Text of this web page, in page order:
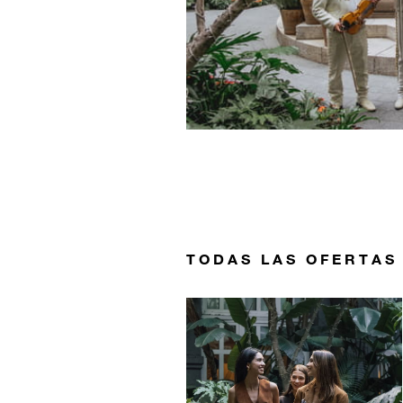
TODAS LAS OFERTAS